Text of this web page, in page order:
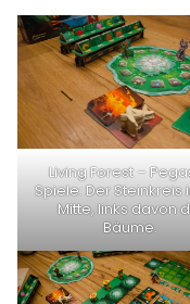
Living Forest –
Spiele: Der Steinkreis
Mitte, links davon
Bäume.